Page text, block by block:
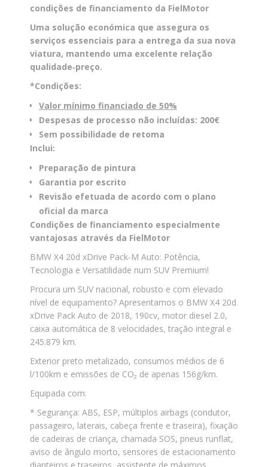
condições de financiamento da FielMotor
Uma solução económica que assegura os
serviços essenciais para a entrega da sua nova
viatura, mantendo uma excelente relação
qualidade‑preço.
*Condições:
Valor mínimo financiado de 50%
Despesas de processo não incluídas: 200€
Sem possibilidade de retoma
Inclui:
Preparação de pintura
Garantia por escrito
Revisão efetuada de acordo com o plano
oficial da marca
Condições de financiamento especialmente
vantajosas através da FielMotor
BMW X4 20d xDrive Pack-M Auto: Potência,
Tecnologia e Versatilidade num SUV Premium!
Procura um SUV nacional, robusto e com elevado
nível de equipamento? Apresentamos o BMW X4 20d
xDrive Pack Auto de 2018, 190cv, motor diesel 2.0,
caixa automática de 8 velocidades, tração integral e
245.879 km.
Exterior preto metalizado, consumos médios de 6
l/100km e emissões de CO₂ de apenas 156g/km.
Equipada com:
* Segurança: ABS, ESP, múltiplos airbags (condutor,
passageiro, laterais, cabeça frente e traseira), fixação
de cadeiras de criança, chamada SOS, pneus runflat,
aviso de ângulo morto, sensores de estacionamento
dianteiros e traseiros, assistente de máximos